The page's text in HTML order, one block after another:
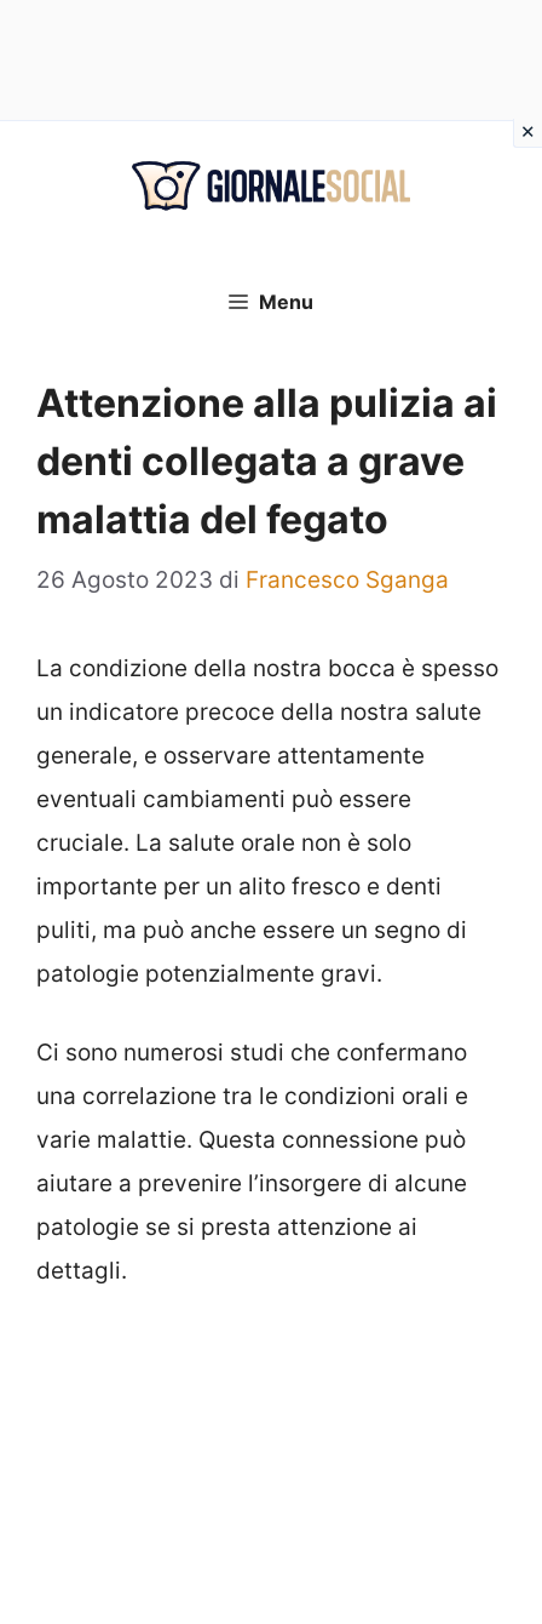
Menu
Attenzione alla pulizia ai
denti collegata a grave
malattia del fegato
26 Agosto 2023 di Francesco Sganga
La condizione della nostra bocca è spesso
un indicatore precoce della nostra salute
generale, e osservare attentamente
eventuali cambiamenti può essere
cruciale. La salute orale non è solo
importante per un alito fresco e denti
puliti, ma può anche essere un segno di
patologie potenzialmente gravi.
Ci sono numerosi studi che confermano
una correlazione tra le condizioni orali e
varie malattie. Questa connessione può
aiutare a prevenire l’insorgere di alcune
patologie se si presta attenzione ai
dettagli.